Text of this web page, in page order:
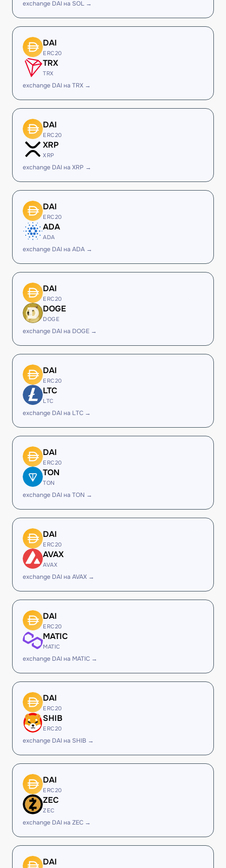
exchange DAI на SOL →
DAI
ERC20
TRX
TRX
exchange DAI на TRX →
DAI
ERC20
XRP
XRP
exchange DAI на XRP →
DAI
ERC20
ADA
ADA
exchange DAI на ADA →
DAI
ERC20
DOGE
DOGE
exchange DAI на DOGE →
DAI
ERC20
LTC
LTC
exchange DAI на LTC →
DAI
ERC20
TON
TON
exchange DAI на TON →
DAI
ERC20
AVAX
AVAX
exchange DAI на AVAX →
DAI
ERC20
MATIC
MATIC
exchange DAI на MATIC →
DAI
ERC20
SHIB
ERC20
exchange DAI на SHIB →
DAI
ERC20
ZEC
ZEC
exchange DAI на ZEC →
DAI